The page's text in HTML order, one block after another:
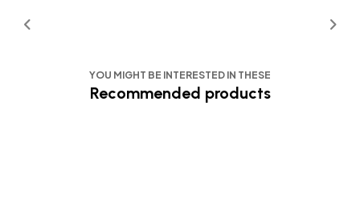
YOU MIGHT BE INTERESTED IN THESE
Recommended products